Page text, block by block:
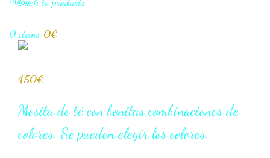
0items 0€
450€
Mesita de té con bonitas combinaciones de
colores. Se pueden elegir los colores.